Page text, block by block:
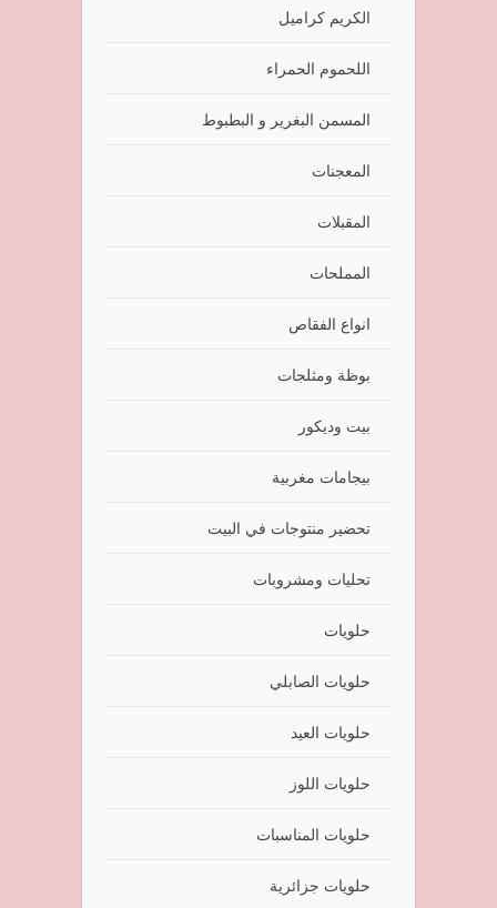
الكريم كراميل
اللحموم الحمراء
المسمن البغرير و البطبوط
المعجنات
المقبلات
المملحات
انواع الفقاص
بوظة ومثلجات
بيت وديكور
بيجامات مغربية
تحضير منتوجات في البيت
تحليات ومشروبات
حلويات
حلويات الصابلي
حلويات العيد
حلويات اللوز
حلويات المناسبات
حلويات جزائرية